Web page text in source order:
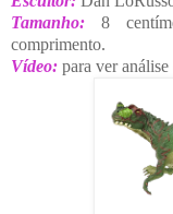
Tamanho: 8
comprimento.
Vídeo: para ver